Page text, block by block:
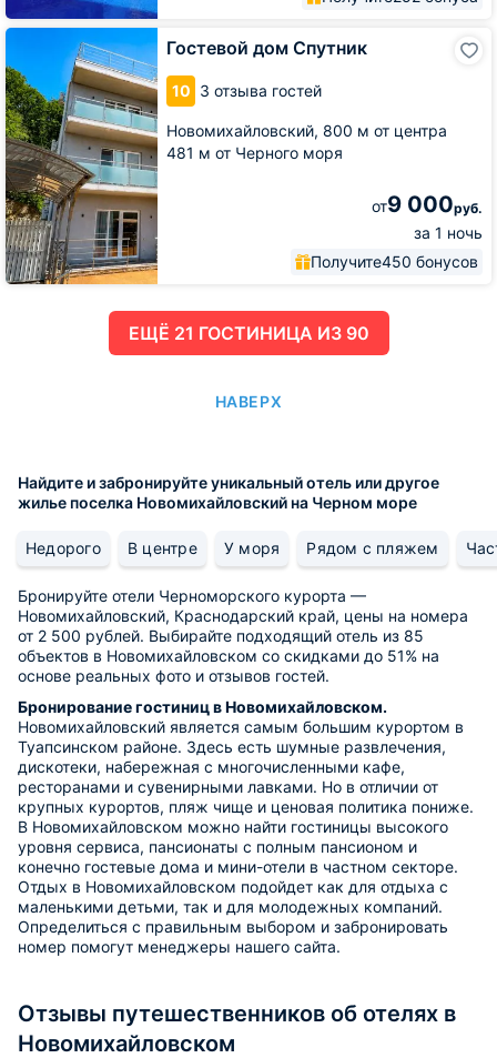
Гостевой дом Спутник
10 3 отзыва гостей
Новомихайловский, 800 м от центра
481 м от Черного моря
от9 000руб.
за 1 ночь
Получите450 бонусов
Гостевой
Спутник
ЕЩË 21 ГОСТИНИЦА ИЗ 90
НАВЕРХ
Найдите и забронируйте уникальный отель или другое
жилье поселка Новомихайловский на Черном море
Недорого В центре У моря Рядом с пляжем
Бронируйте отели Черноморского курорта —
Новомихайловский, Краснодарский край, цены на номера
от 2 500 рублей. Выбирайте подходящий отель из 85
объектов в Новомихайловском со скидками до 51% на
основе реальных фото и отзывов гостей.
Бронирование гостиниц в Новомихайловском.
Новомихайловский является самым большим курортом в
Туапсинском районе. Здесь есть шумные развлечения,
дискотеки, набережная с многочисленными кафе,
ресторанами и сувенирными лавками. Но в отличии от
крупных курортов, пляж чище и ценовая политика пониже.
В Новомихайловском можно найти гостиницы высокого
уровня сервиса, пансионаты с полным пансионом и
конечно гостевые дома и мини-отели в частном секторе.
Отдых в Новомихайловском подойдет как для отдыха с
маленькими детьми, так и для молодежных компаний.
Определиться с правильным выбором и забронировать
номер помогут менеджеры нашего сайта.
Отзывы путешественников об отелях в
Новомихайловском